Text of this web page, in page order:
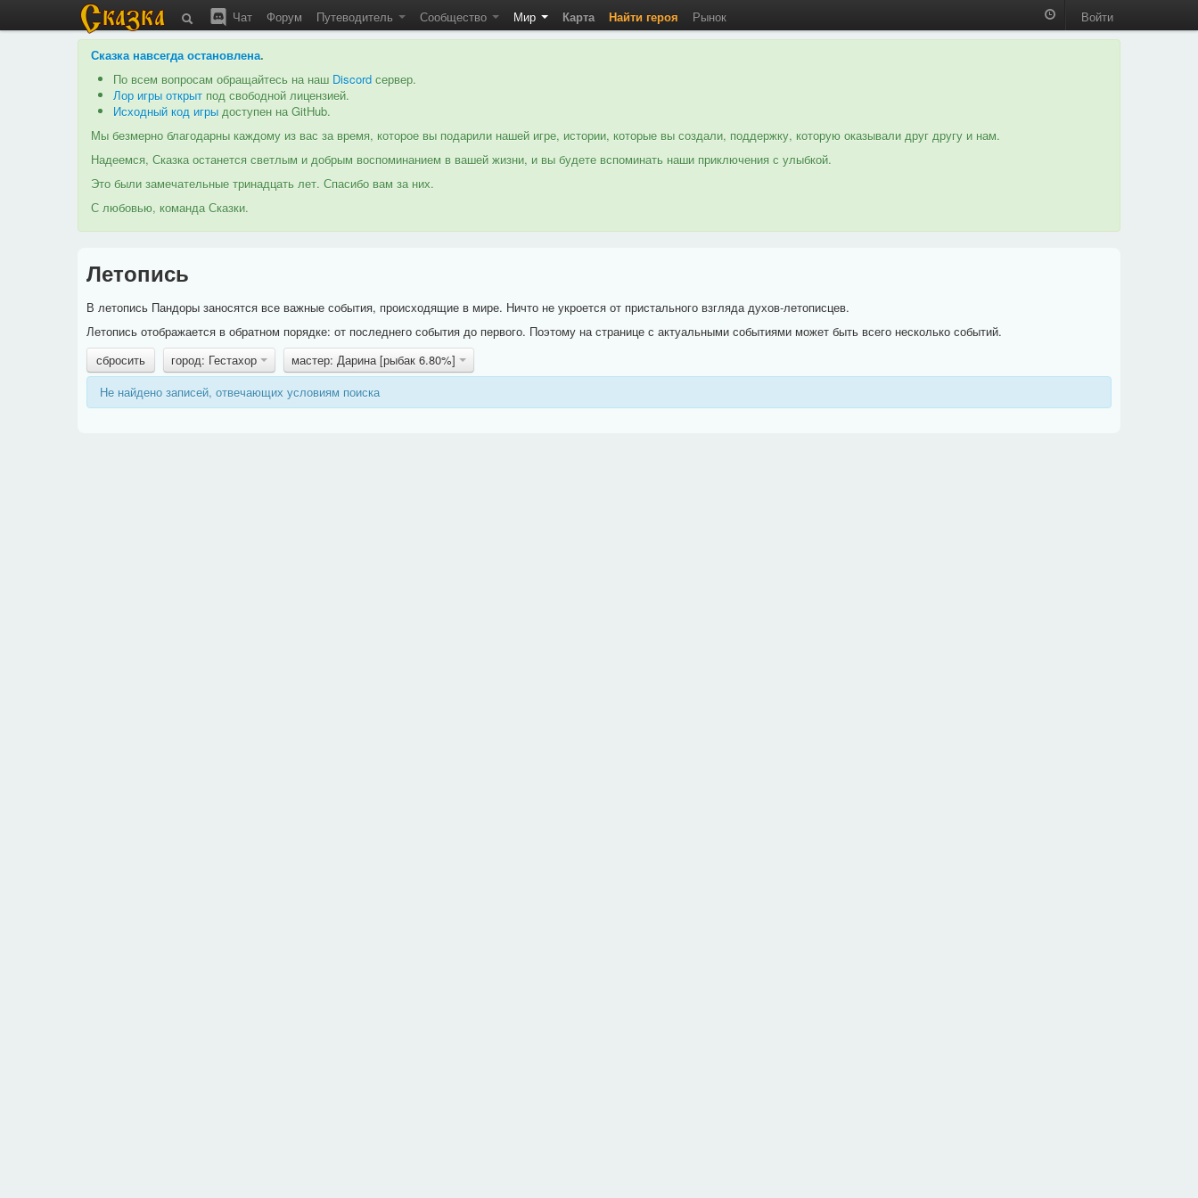
Чат Форум Путеводитель Сообщество Мир Карта Найти героя Рынок Войти
Сказка навсегда остановлена.
По всем вопросам обращайтесь на наш Discord сервер.
Лор игры открыт под свободной лицензией.
Исходный код игры доступен на GitHub.
Мы безмерно благодарны каждому из вас за время, которое вы подарили нашей игре, истории, которые вы создали, поддержку, которую оказывали друг другу и нам.
Надеемся, Сказка останется светлым и добрым воспоминанием в вашей жизни, и вы будете вспоминать наши приключения с улыбкой.
Это были замечательные тринадцать лет. Спасибо вам за них.
С любовью, команда Сказки.
Летопись
В летопись Пандоры заносятся все важные события, происходящие в мире. Ничто не укроется от пристального взгляда духов-летописцев.
Летопись отображается в обратном порядке: от последнего события до первого. Поэтому на странице с актуальными событиями может быть всего несколько событий.
сбросить
город: Гестахор
мастер: Дарина [рыбак 6.80%]
Не найдено записей, отвечающих условиям поиска